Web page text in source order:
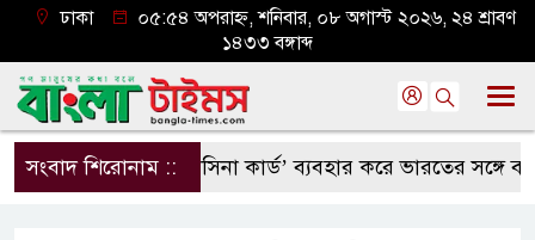
ঢাকা
০৫:৫৪ অপরাহ্ন, শনিবার, ০৮ অগাস্ট ২০২৬, ২৪ শ্রাবণ
১৪৩৩ বঙ্গাব্দ
সংবাদ শিরোনাম ::‘হাসিনা কার্ড’ ব্যবহার করে ভারতের সঙ্গে বন্ধুত্বপূর্ণ